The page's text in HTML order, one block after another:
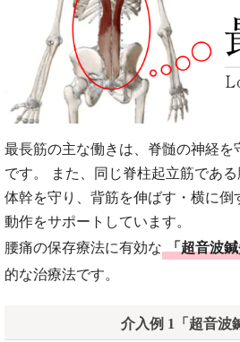
最長筋の主な働きは、脊髄の神経を
です。 また、同じ脊柱起立筋であ
体幹を守り、背筋を伸ばす・横に倒
動作をサポートしています。
腰痛の保存療法に有効な
「超音波鍼
的な治療法です。
介入例 1「超音波